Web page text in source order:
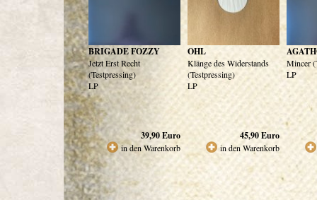
BRIGADE FOZZY
Jetzt Erst Recht
(Testpressing)
LP
39,90Euro
in den Warenkorb
OHL
Klänge des Widerstands
(Testpressing)
LP
45,90Euro
in den Warenkorb
Mincer
LP